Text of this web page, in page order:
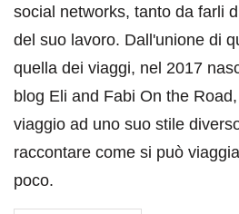
social networks, tanto da farli
del suo lavoro. Dall'unione di
quella dei viaggi, nel 2017
blog Eli and Fabi On the
viaggio ad uno suo stile
raccontare come si può
poco.